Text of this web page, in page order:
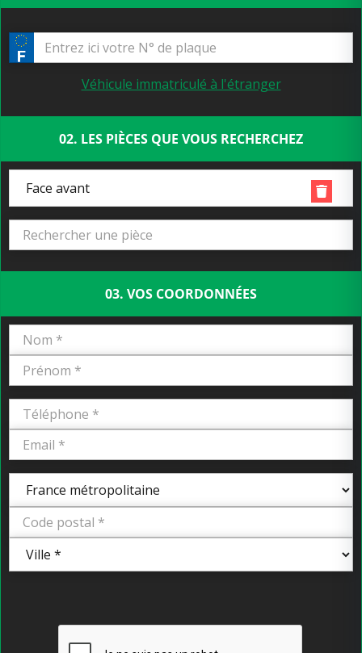
Véhicule immatriculé à l'étranger
02. LES PIÈCES QUE VOUS RECHERCHEZ
Face avant
03. VOS COORDONNÉES